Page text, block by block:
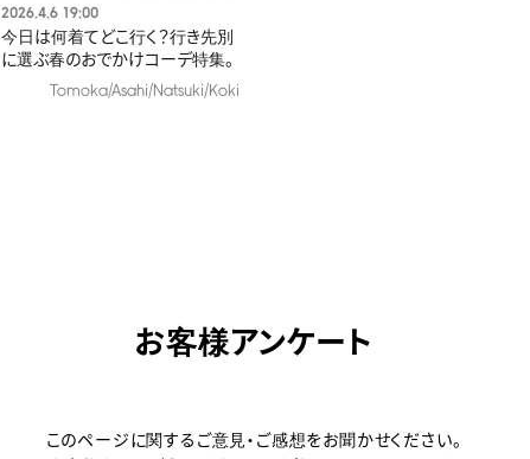
2026.4.6 19:00
今日は何着てどこ行く？行き先別
に選ぶ春のおでかけコーデ特集。
Tomoka/Asahi/Natsuki/Koki
お客様アンケート
このページに関するご意見・ご感想をお聞かせください。